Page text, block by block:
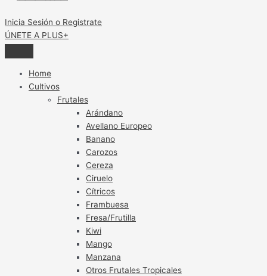
Inicia Sesión o Registrate
ÚNETE A PLUS+
Home
Cultivos
Frutales
Arándano
Avellano Europeo
Banano
Carozos
Cereza
Ciruelo
Cítricos
Frambuesa
Fresa/Frutilla
Kiwi
Mango
Manzana
Otros Frutales Tropicales